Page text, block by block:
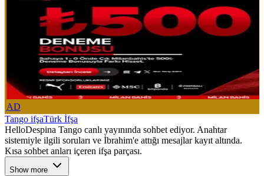
AD
Tango ifşaTürk İfşa
HelloDespina Tango canlı yayınında sohbet ediyor. Anahtar
sistemiyle ilgili soruları ve İbrahim'e attığı mesajlar kayıt altında.
Kısa sohbet anları içeren ifşa parçası.
Show more